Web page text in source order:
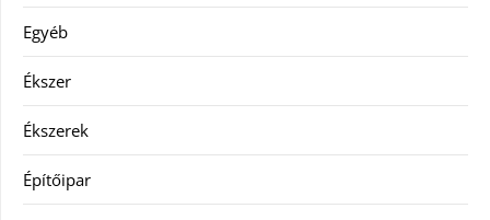
Egyéb
Ékszer
Ékszerek
Építőipar